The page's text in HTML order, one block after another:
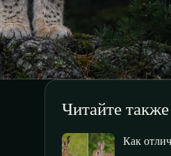
Читайте также
Как